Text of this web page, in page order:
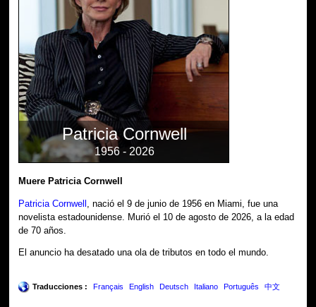
Patricia Cornwell
1956 - 2026
Muere Patricia Cornwell
Patricia Cornwell , nació el 9 de junio de 1956 en Miami, fue una
novelista estadounidense. Murió el 10 de agosto de 2026, a la edad
de 70 años.
El anuncio ha desatado una ola de tributos en todo el mundo.
Traducciones : Français English Deutsch Italiano Português 中文